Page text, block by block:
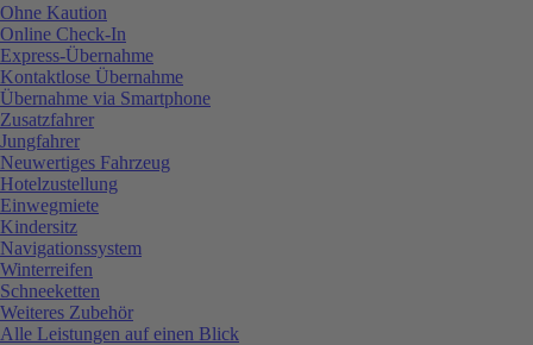
Ohne Kaution
Online Check-In
Express-Übernahme
Kontaktlose Übernahme
Übernahme via Smartphone
Zusatzfahrer
Jungfahrer
Neuwertiges Fahrzeug
Hotelzustellung
Einwegmiete
Kindersitz
Navigationssystem
Winterreifen
Schneeketten
Weiteres Zubehör
Alle Leistungen auf einen Blick